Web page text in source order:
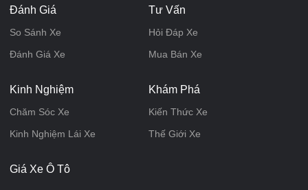
Đánh Giá
So Sánh Xe
Đánh Giá Xe
Tư Vấn
Hỏi Đáp Xe
Mua Bán Xe
Kinh Nghiệm
Chăm Sóc Xe
Kinh Nghiệm Lái Xe
Khám Phá
Kiến Thức Xe
Thế Giới Xe
Giá Xe Ô Tô